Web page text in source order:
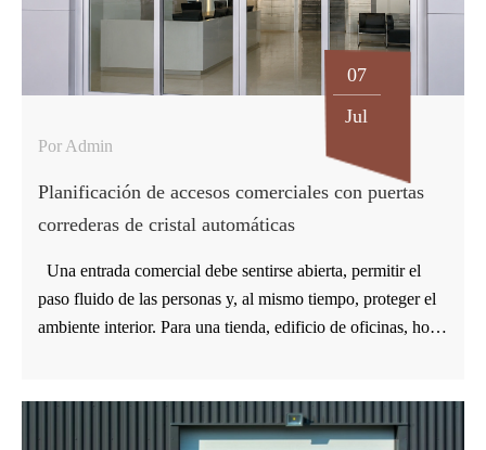
puertas retráctiles de acero inoxidable de GUDESEN…
07
Jul
Por Admin
Planificación de accesos comerciales con puertas
correderas de cristal automáticas
Una entrada comercial debe sentirse abierta, permitir el
paso fluido de las personas y, al mismo tiempo, proteger el
ambiente interior. Para una tienda, edificio de oficinas, hotel
permiten la entrada sin necesidad de usar las manos. La
puerta también forma parte de la primera impresión. El